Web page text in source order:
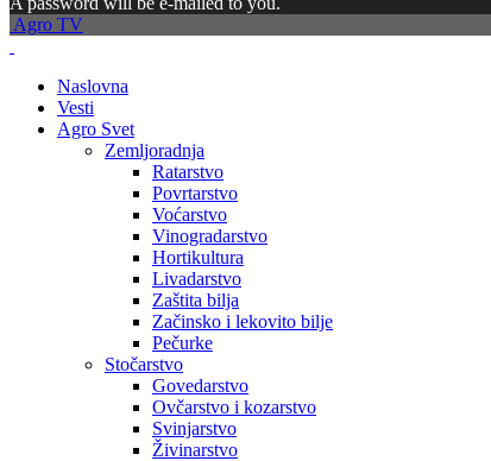
Agro TV
Naslovna
Vesti
Agro Svet
Zemljoradnja
Ratarstvo
Povrtarstvo
Voćarstvo
Vinogradarstvo
Hortikultura
Livadarstvo
Zaštita bilja
Začinsko i lekovito bilje
Pečurke
Stočarstvo
Govedarstvo
Ovčarstvo i kozarstvo
Svinjarstvo
Živinarstvo